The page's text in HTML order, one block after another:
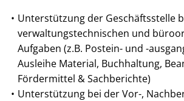
Unterstützung der Geschäftsstelle
verwaltungstechnischen und
Aufgaben (z.B. Postein- und -
Ausleihe Material, Buchhaltung,
Fördermittel & Sachberichte)
Unterstützung bei der Vor-,